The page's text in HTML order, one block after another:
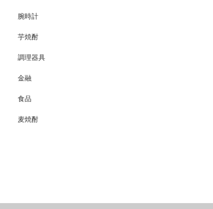
腕時計
芋焼酎
調理器具
金融
食品
麦焼酎